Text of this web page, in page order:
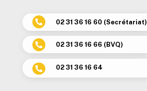
 02 31 36 16 60 (Secrétariat)
 02 31 36 16 66 (BVQ)
 02 31 36 16 64